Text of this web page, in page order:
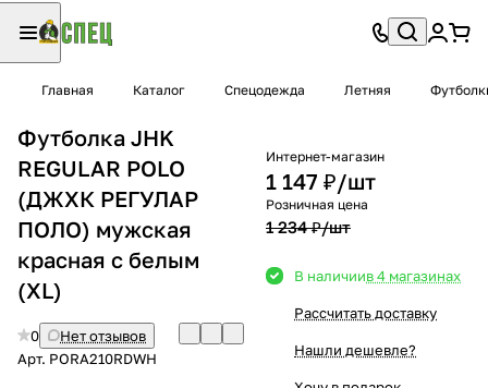
Главная Каталог Спецодежда Летняя
Футболка JHK
REGULAR POLO
(ДЖХК РЕГУЛАР
ПОЛО) мужская
красная с белым
(XL)
0
Нет отзывов
Арт. PORA210RDWH
Интернет-магазин
1 147 ₽/шт
Розничная цена
1 234 ₽/шт
В наличиив 4 магазинах
Рассчитать доставку
Нашли дешевле?